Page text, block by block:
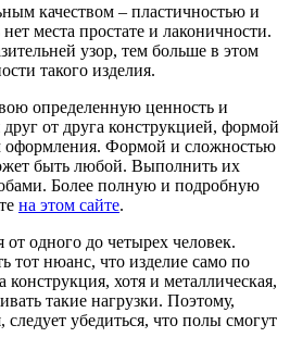
качеством – пластичностью и
места простате и лаконичности.
узор, тем больше в этом
такого изделия.
определенную ценность и
от друга конструкцией, формой
оформления. Формой и сложностью
быть любой. Выполнить их
Более полную и подробную
на этом сайте.
одного до четырех человек.
тот нюанс, что изделие само по
конструкция, хотя и металлическая,
такие нагрузки. Поэтому,
следует убедиться, что полы смогут